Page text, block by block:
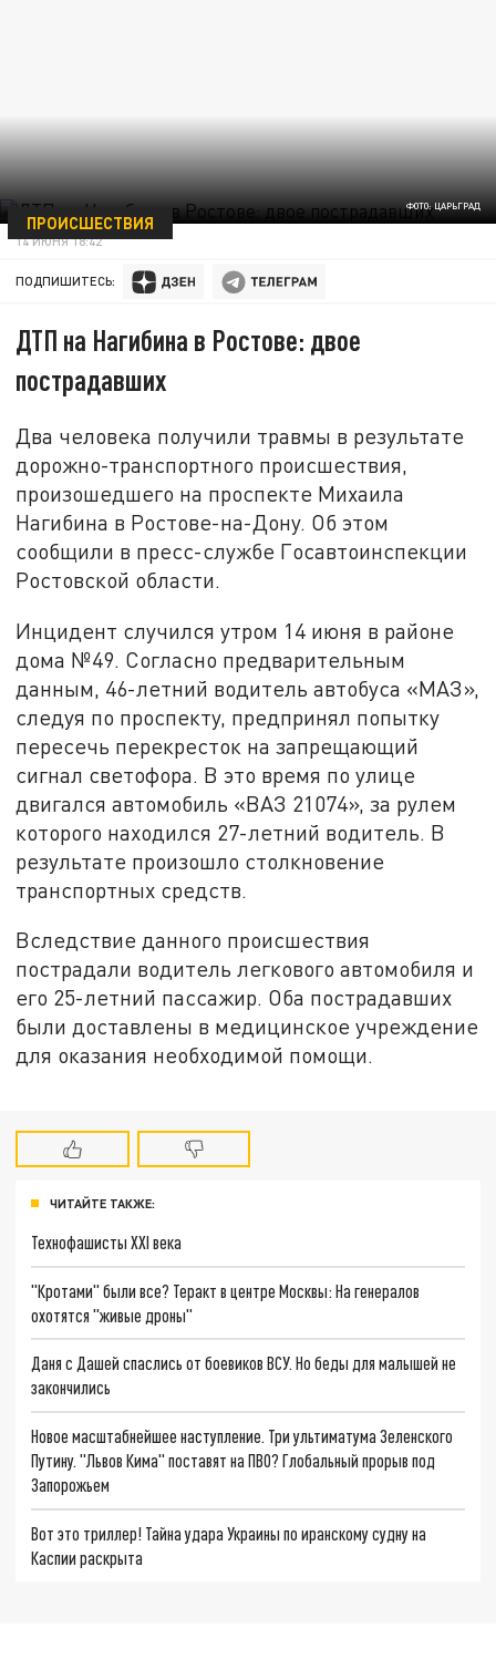
ФОТО: ЦАРЬГРАД
ПРОИСШЕСТВИЯ
14 ИЮНЯ 18:42
ПОДПИШИТЕСЬ:
ДТП на Нагибина в Ростове: двое
пострадавших
Два человека получили травмы в результате
дорожно-транспортного происшествия,
произошедшего на проспекте Михаила
Нагибина в Ростове-на-Дону. Об этом
сообщили в пресс-службе Госавтоинспекции
Ростовской области.
Инцидент случился утром 14 июня в районе
дома №49. Согласно предварительным
данным, 46-летний водитель автобуса «МАЗ»,
следуя по проспекту, предпринял попытку
пересечь перекресток на запрещающий
сигнал светофора. В это время по улице
двигался автомобиль «ВАЗ 21074», за рулем
которого находился 27-летний водитель. В
результате произошло столкновение
транспортных средств.
Вследствие данного происшествия
пострадали водитель легкового автомобиля и
его 25-летний пассажир. Оба пострадавших
были доставлены в медицинское учреждение
для оказания необходимой помощи.
ЧИТАЙТЕ ТАКЖЕ:
Технофашисты XXI века
"Кротами" были все? Теракт в центре Москвы: На генералов
охотятся "живые дроны"
Даня с Дашей спаслись от боевиков ВСУ. Но беды для малышей не
закончились
Новое масштабнейшее наступление. Три ультиматума Зеленского
Путину. "Львов Кима" поставят на ПВО? Глобальный прорыв под
Запорожьем
Вот это триллер! Тайна удара Украины по иранскому судну на
Каспии раскрыта